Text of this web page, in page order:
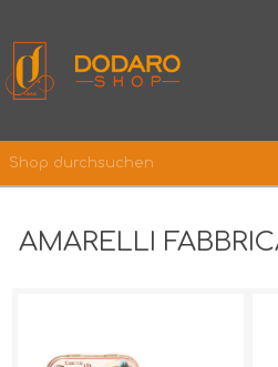
ANMELDEN
AMARELLI